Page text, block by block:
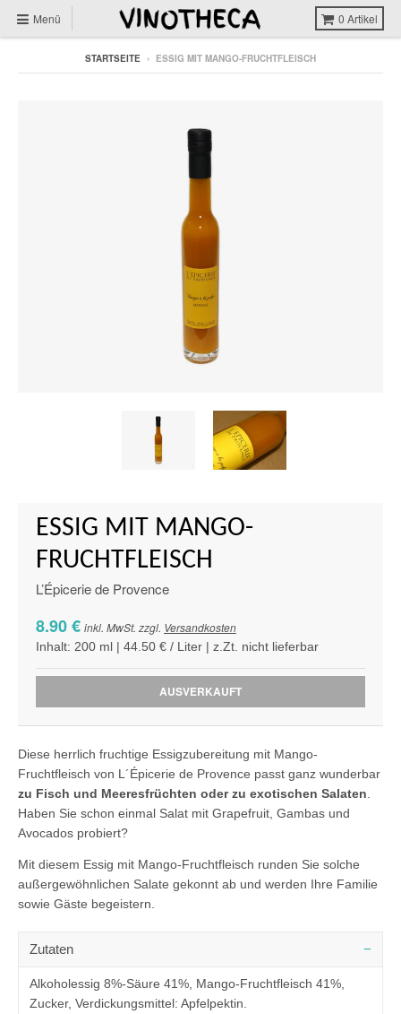
Menü 0 Artikel
STARTSEITE › ESSIG MIT MANGO-FRUCHTFLEISCH
ESSIG MIT MANGO-
FRUCHTFLEISCH
L’Épicerie de Provence
8.90 € inkl. MwSt. zzgl. Versandkosten
Inhalt: 200 ml | 44.50 € / Liter | z.Zt. nicht lieferbar
AUSVERKAUFT
Diese herrlich fruchtige Essigzubereitung mit Mango-
Fruchtfleisch von L´Épicerie de Provence passt ganz wunderbar
zu Fisch und Meeresfrüchten oder zu exotischen Salaten
Haben Sie schon einmal Salat mit Grapefruit, Gambas und
Avocados probiert?
Mit diesem Essig mit Mango-Fruchtfleisch runden Sie solche
außergewöhnlichen Salate gekonnt ab und werden Ihre Familie
sowie Gäste begeistern.
Zutaten
Alkoholessig 8%-Säure 41%, Mango-Fruchtfleisch 41%,
Zucker, Verdickungsmittel: Apfelpektin.